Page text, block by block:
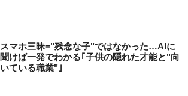
スマホ三昧="残念な子"ではなかった…AIに
聞けば一発でわかる｢子供の隠れた才能と"向
いている職業"｣